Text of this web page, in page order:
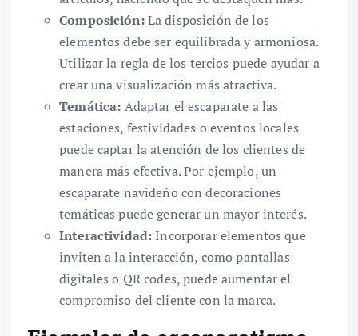
Composición:La disposición de los
elementos debe ser equilibrada y armoniosa.
Utilizar la regla de los tercios puede ayudar a
crear una visualización más atractiva.
Temática: Adaptar el escaparate a las
estaciones, festividades o eventos locales
puede captar la atención de los clientes de
manera más efectiva. Por ejemplo, un
escaparate navideño con decoraciones
temáticas puede generar un mayor interés.
Interactividad: Incorporar elementos que
inviten a la interacción, como pantallas
digitales o QR codes, puede aumentar el
compromiso del cliente con la marca.